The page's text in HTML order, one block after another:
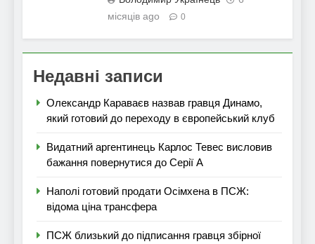
місяців ago
0
Недавні записи
Олександр Караваєв назвав гравця Динамо,
який готовий до переходу в європейський клуб
Видатний аргентинець Карлос Тевес висловив
бажання повернутися до Серії А
Наполі готовий продати Осімхена в ПСЖ:
відома ціна трансфера
ПСЖ близький до підписання гравця збірної